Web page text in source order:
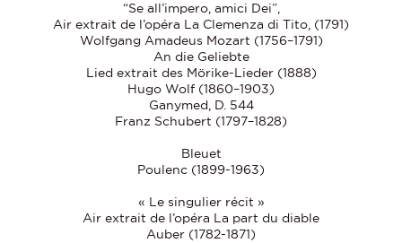
“Se all’impero, amici Dei”,
Air extrait de l’opéra La Clemenza di Tito, (1791)
Wolfgang Amadeus Mozart (1756–1791)
An die Geliebte
Lied extrait des Mörike-Lieder (1888)
Hugo Wolf (1860–1903)
Ganymed, D. 544
Franz Schubert (1797–1828)
Bleuet
Poulenc (1899-1963)
« Le singulier récit »
Air extrait de l’opéra La part du diable
Auber (1782-1871)